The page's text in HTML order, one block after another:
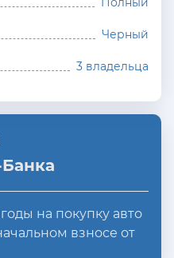
Черный
3 владельца
на покупку авто
взносе от